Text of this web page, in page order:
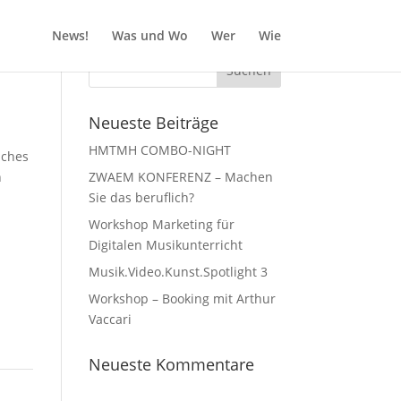
News! Was und Wo Wer Wie
Neueste Beiträge
HMTMH COMBO-NIGHT
ZWAEM KONFERENZ – Machen
Sie das beruflich?
Workshop Marketing für
Digitalen Musikunterricht
Musik.Video.Kunst.Spotlight 3
Workshop – Booking mit Arthur
Vaccari
Neueste Kommentare